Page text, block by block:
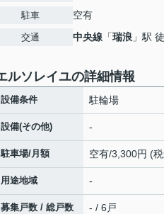
駐車 空有
交通 中央線 「瑞浪 」駅
ルソレイユの詳細情報
設備条件 駐輪場
設備(その他) -
駐車場/月額 空有/3,300円 (
用途地域 -
募集戸数 / 総戸数 - / 6戸